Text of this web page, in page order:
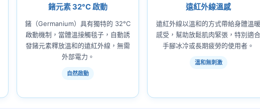
鍺元素 32°C 啟動
鍺（Germanium）具有獨特的 32°C
啟動機制，當體溫接觸毯子，自動誘
發鍺元素釋放溫和的遠紅外線，無需
外部電力。
自然啟動
遠紅外線溫感
遠紅外線以溫和的方式帶給身體溫
感受，幫助放鬆肌肉緊張，特別適
手腳冰冷或長期疲勞的使用者。
溫和無刺激